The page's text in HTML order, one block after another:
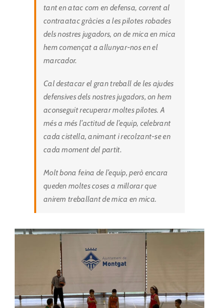
tant en atac com en defensa, corrent al
contraatac gràcies a les pilotes robades
dels nostres jugadors, on de mica en mica
hem començat a allunyar-nos en el
marcador.
Cal destacar el gran treball de les ajudes
defensives dels nostres jugadors, on hem
aconseguit recuperar moltes pilotes. A
més a més l’actitud de l’equip, celebrant
cada cistella, animant i recolzant-se en
cada moment del partit.
Molt bona feina de l’equip, però encara
queden moltes coses a millorar que
anirem treballant de mica en mica.